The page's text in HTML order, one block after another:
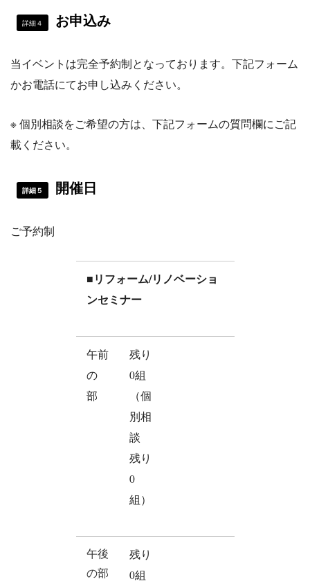
詳細４ お申込み
当イベントは完全予約制となっております。下記フォーム
かお電話にてお申し込みください。
※ 個別相談をご希望の方は、下記フォームの質問欄にご記
載ください。
詳細５ 開催日
ご予約制
■リフォーム/リノベーショ
ンセミナー
午前
の
部
残り
0組
（個
別相
談
残り
0
組）
午後
の部
残り
0組